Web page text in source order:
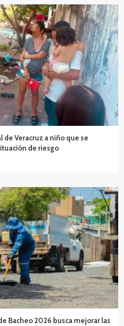
de Veracruz a niño que se
de riesgo
Bacheo 2026 busca mejorar las